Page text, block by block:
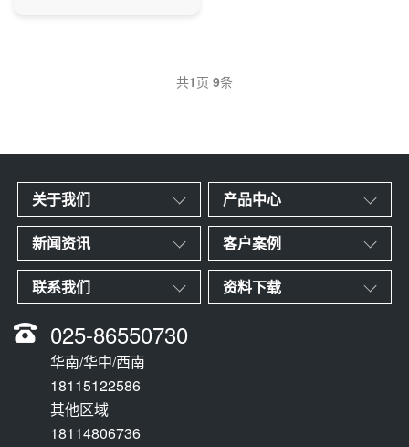
共1页 9条
关于我们 产品中心
新闻资讯 客户案例
联系我们 资料下载
025-86550730
华南/华中/西南
18115122586
其他区域
18114806736